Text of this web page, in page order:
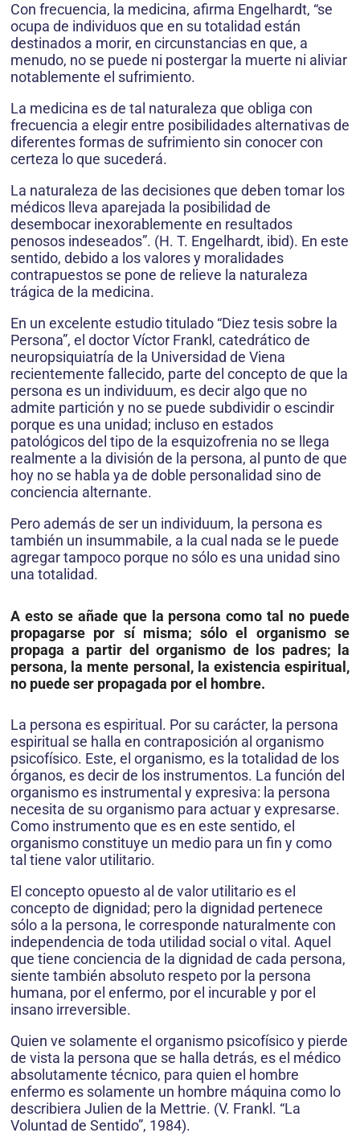
Con frecuencia, la medicina, afirma Engelhardt, “se
ocupa de individuos que en su totalidad están
destinados a morir, en circunstancias en que, a
menudo, no se puede ni postergar la muerte ni aliviar
notablemente el sufrimiento.
La medicina es de tal naturaleza que obliga con
frecuencia a elegir entre posibilidades alternativas de
diferentes formas de sufrimiento sin conocer con
certeza lo que sucederá.
La naturaleza de las decisiones que deben tomar los
médicos lleva aparejada la posibilidad de
desembocar inexorablemente en resultados
penosos indeseados”. (H. T. Engelhardt, ibid). En este
sentido, debido a los valores y moralidades
contrapuestos se pone de relieve la naturaleza
trágica de la medicina.
En un excelente estudio titulado “Diez tesis sobre la
Persona”, el doctor Víctor Frankl, catedrático de
neuropsiquiatría de la Universidad de Viena
recientemente fallecido, parte del concepto de que la
persona es un individuum, es decir algo que no
admite partición y no se puede subdividir o escindir
porque es una unidad; incluso en estados
patológicos del tipo de la esquizofrenia no se llega
realmente a la división de la persona, al punto de que
hoy no se habla ya de doble personalidad sino de
conciencia alternante.
Pero además de ser un individuum, la persona es
también un insummabile, a la cual nada se le puede
agregar tampoco porque no sólo es una unidad sino
una totalidad.
A esto se añade que la persona como tal no puede
propagarse por sí misma; sólo el organismo se
propaga a partir del organismo de los padres; la
persona, la mente personal, la existencia espiritual,
no puede ser propagada por el hombre.
La persona es espiritual. Por su carácter, la persona
espiritual se halla en contraposición al organismo
psicofísico. Este, el organismo, es la totalidad de los
órganos, es decir de los instrumentos. La función del
organismo es instrumental y expresiva: la persona
necesita de su organismo para actuar y expresarse.
Como instrumento que es en este sentido, el
organismo constituye un medio para un fin y como
tal tiene valor utilitario.
El concepto opuesto al de valor utilitario es el
concepto de dignidad; pero la dignidad pertenece
sólo a la persona, le corresponde naturalmente con
independencia de toda utilidad social o vital. Aquel
que tiene conciencia de la dignidad de cada persona,
siente también absoluto respeto por la persona
humana, por el enfermo, por el incurable y por el
insano irreversible.
Quien ve solamente el organismo psicofísico y pierde
de vista la persona que se halla detrás, es el médico
absolutamente técnico, para quien el hombre
enfermo es solamente un hombre máquina como lo
describiera Julien de la Mettrie. (V. Frankl. “La
Voluntad de Sentido”, 1984).